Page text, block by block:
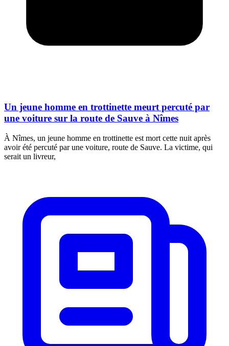
Un jeune homme en trottinette meurt percuté par
une voiture sur la route de Sauve à Nîmes
À Nîmes, un jeune homme en trottinette est mort cette nuit après
avoir été percuté par une voiture, route de Sauve. La victime, qui
serait un livreur,